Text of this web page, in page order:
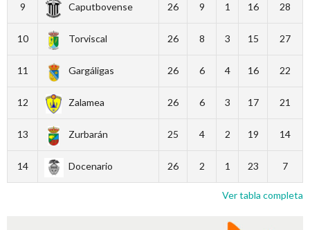
9 Caputbovense 26 9 1 16 28
10 Torviscal 26 8 3 15 27
11 Gargáligas 26 6 4 16 22
12 Zalamea 26 6 3 17 21
13 Zurbarán 25 4 2 19 14
14 Docenario 26 2 1 23 7
Ver tabla completa